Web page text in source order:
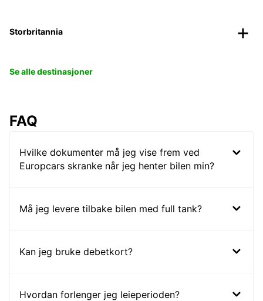
Storbritannia
Se alle destinasjoner
FAQ
Hvilke dokumenter må jeg vise frem ved
Europcars skranke når jeg henter bilen min?
Må jeg levere tilbake bilen med full tank?
Kan jeg bruke debetkort?
Hvordan forlenger jeg leieperioden?